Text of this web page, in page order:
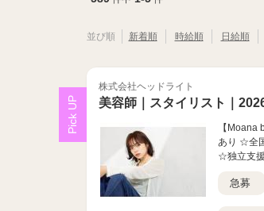
並び順 新着順 時給順 日給順
株式会社ヘッドライト
美容師｜スタイリスト｜
【
あり ☆全
☆独立支
急募